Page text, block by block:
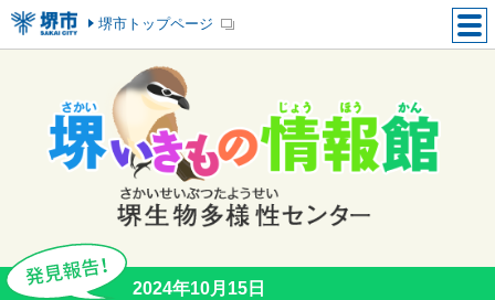
堺市トップページ
2024年10月15日